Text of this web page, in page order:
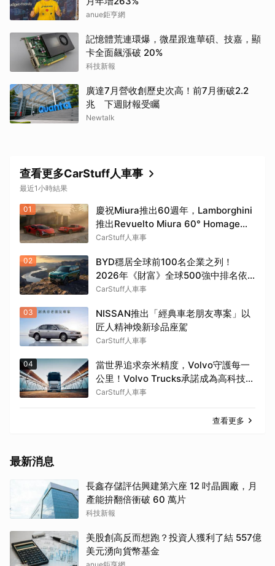
anue鉅亨網
記憶體荒連環爆，微星跟進華碩、技嘉，顯
卡全面飆漲破 20%
科技新報
廣達7月營收創歷史次高！前7月衝破2.2
兆 下週財報受矚
Newtalk
查看更多CarStuff人車事
最近1小時結果
01
慶祝Miura推出60週年，Lamborghini
推出Revuelto Miura 60° Homage特
仕車款
CarStuff人車事
02
BYD穩居全球前100名企業之列！
2026年《財富》全球500強中排名依
舊是第91名
CarStuff人車事
03
NISSAN推出「經典車老朋友專案」以
匠人精神煥新珍品座駕
CarStuff人車事
04
當世界追求奈米精度，Volvo守護每一
公里！Volvo Trucks承諾成為高科技供
應鏈的可靠夥伴
CarStuff人車事
查看更多
最新消息
長鑫存儲評估興建第六座 12 吋晶圓廠，月
產能拚翻倍衝破 60 萬片
科技新報
美股創高反而想跑？投資人獲利了結 557億
美元湧向貨幣基金